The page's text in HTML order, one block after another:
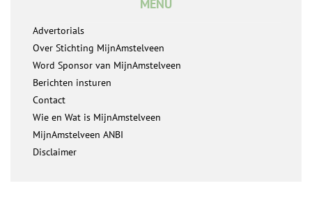
MENU
Advertorials
Over Stichting MijnAmstelveen
Word Sponsor van MijnAmstelveen
Berichten insturen
Contact
Wie en Wat is MijnAmstelveen
MijnAmstelveen ANBI
Disclaimer